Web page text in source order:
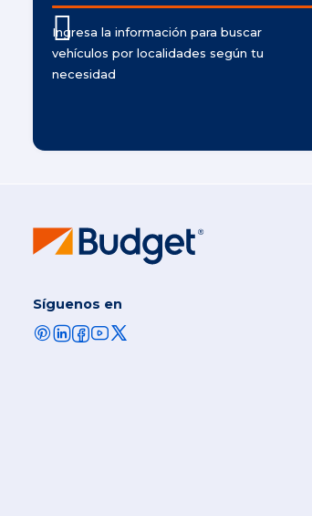
Ingresa la información para buscar
vehículos por localidades según tu
necesidad
Síguenos en